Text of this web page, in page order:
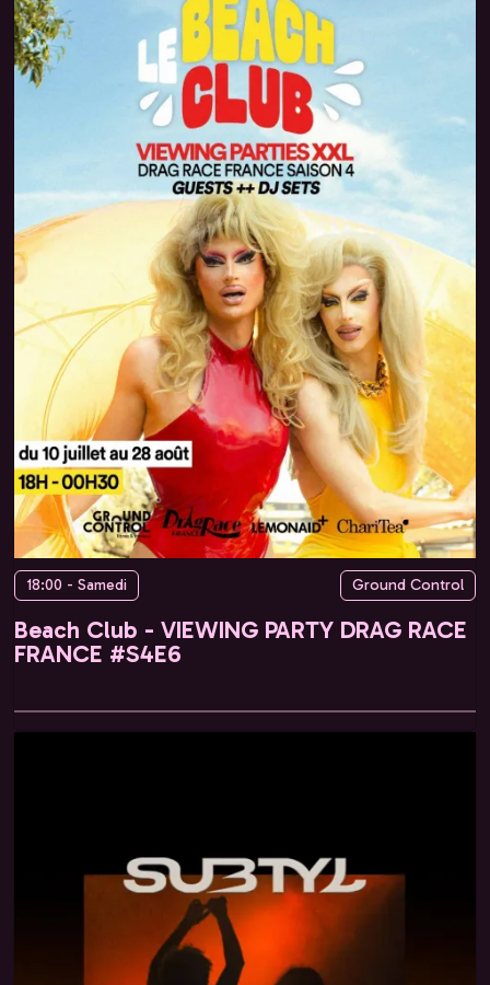
18:00 - Samedi Ground Control
Beach Club - VIEWING PARTY DRAG RACE
FRANCE #S4E6